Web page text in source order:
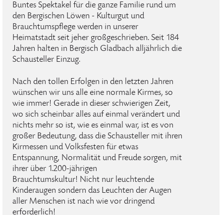
Buntes Spektakel für die ganze Familie rund um
den Bergischen Löwen - Kulturgut und
Brauchtumspflege werden in unserer
Heimatstadt seit jeher großgeschrieben. Seit 184
Jahren halten in Bergisch Gladbach alljährlich die
Schausteller Einzug.
Nach den tollen Erfolgen in den letzten Jahren
wünschen wir uns alle eine normale Kirmes, so
wie immer! Gerade in dieser schwierigen Zeit,
wo sich scheinbar alles auf einmal verändert und
nichts mehr so ist, wie es einmal war, ist es von
großer Bedeutung, dass die Schausteller mit ihren
Kirmessen und Volksfesten für etwas
Entspannung, Normalität und Freude sorgen, mit
ihrer über 1.200-jährigen
Brauchtumskultur! Nicht nur leuchtende
Kinderaugen sondern das Leuchten der Augen
aller Menschen ist nach wie vor dringend
erforderlich!